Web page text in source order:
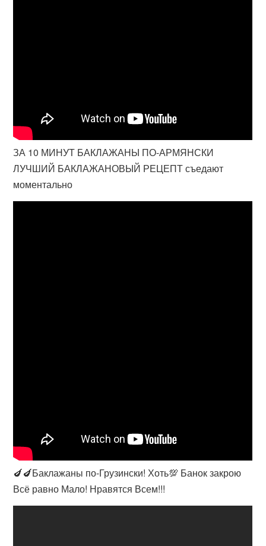
ЗА 10 МИНУТ БАКЛАЖАНЫ ПО-АРМЯНСКИ
ЛУЧШИЙ БАКЛАЖАНОВЫЙ РЕЦЕПТ съедают
моментально
🍆🍆Баклажаны по-Грузински! Хоть💯 Банок закрою
Всё равно Мало! Нравятся Всем!!!